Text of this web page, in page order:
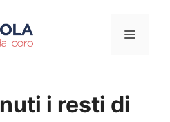
Menu
i resti di